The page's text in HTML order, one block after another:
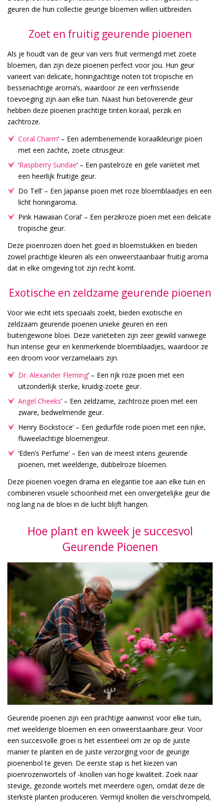
geuren die hun collectie geurige bloemen willen uitbreiden.
Zoet en fruitig geurende pioenen
Als je houdt van de geur van vers fruit vermengd met zoete
bloemen, dan zijn deze pioenen perfect voor jou. Hun geur
varieert van delicate, honingachtige noten tot tropische en
bessenachtige aroma’s, waardoor ze een verfrissende
toevoeging zijn aan elke tuin. Naast hun betoverende geur
hebben deze pioenen prachtige tinten koraal, perzik en
zachtroze.
Coral Charm‘ – Een adembenemende koraalkleurige pioen
met een zachte, zoete citrusgeur.
‘Raspberry Sundae‘ – Een pastelroze en gele variëteit met
een heerlijk fruitige geur.
Do Tell’ – Een Japanse pioen met roze bloemblaadjes en een
licht honingaroma.
Pink Hawaiian Coral’ – Een perzikroze pioen met een delicate
tropische geur.
Deze pioenrozen doen het goed in bloemstukken en bieden
zowel prachtige kleuren als een onweerstaanbaar fruitig aroma
dat in elke omgeving tot zijn recht komt.
Exotische en zeldzame geurende pioenen
Voor wie echt iets speciaals zoekt, bieden exotische en
zeldzaam geurende pioenen unieke geuren en een
buitengewone bloei. Deze variëteiten zijn zeer gewild vanwege
hun intense geur en kenmerkende bloemblaadjes, waardoor ze
een droom voor verzamelaars zijn.
Dr. Alexander Fleming‘ – Een rijk roze pioen met een
uitzonderlijk sterke, kruidig-zoete geur.
Angel Cheeks‘ – Een zeldzame, zachtroze pioen met een
zware, bedwelmende geur.
Henry Bockstoce’ – Een gedurfde rode pioen met een rijke,
fluweelachtige bloemengeur.
‘Eden’s Perfume’ – Een van de meest intens geurende
pioenen, met weelderige, dubbelroze bloemen.
Deze pioenen voegen drama en elegantie toe aan elke tuin en
combineren visuele schoonheid met een onvergetelijke geur die
nog lang na de bloei in de lucht blijft hangen.
Hoe plant en kweek je succesvol
Geurende Pioenen
Geurende pioenen zijn een prachtige aanwinst voor elke tuin,
met weelderige bloemen en een onweerstaanbare geur. Voor
een succesvolle groei is het essentieel om ze op de juiste
manier te planten en de juiste verzorging voor de geurige
pioenenbol te geven. De eerste stap is het kiezen van
pioenrozenwortels of -knollen van hoge kwaliteit. Zoek naar
stevige, gezonde wortels met meerdere ogen, omdat deze de
sterkste planten produceren. Vermijd knollen die verschrompeld,